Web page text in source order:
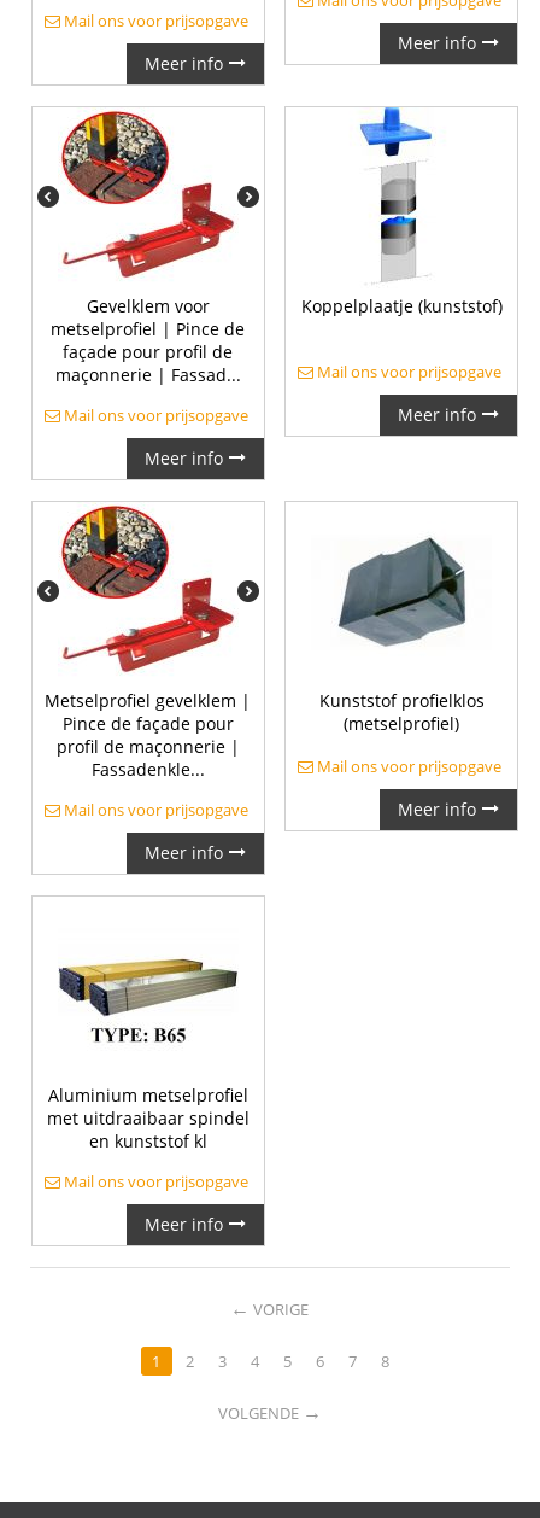
Mail ons voor prijsopgave
Meer info
Meer info
Gevelklem voor
metselprofiel | Pince de
façade pour profil de
maçonnerie | Fassad...
Mail ons voor prijsopgave
Meer info
Koppelplaatje (kunststof)
Mail ons voor prijsopgave
Meer info
Metselprofiel gevelklem |
Pince de façade pour
profil de maçonnerie |
Fassadenkle...
Mail ons voor prijsopgave
Meer info
Kunststof profielklos
(metselprofiel)
Mail ons voor prijsopgave
Meer info
Aluminium metselprofiel
met uitdraaibaar spindel
en kunststof kl
Mail ons voor prijsopgave
Meer info
← VORIGE
1 2 3 4 5 6 7 8
VOLGENDE →